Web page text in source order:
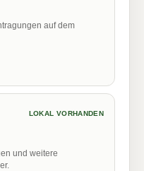
auf dem
LOKAL VORHANDEN
und weitere